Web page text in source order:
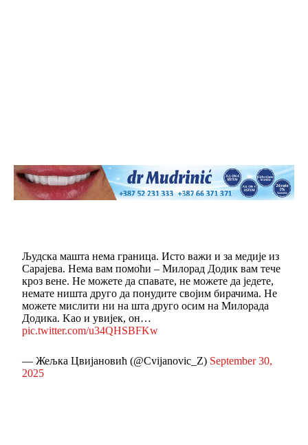
Људска машта нема граница. Исто важи и за медије из
Сарајева. Нема вам помоћи – Милорад Додик вам тече
кроз вене. Не можете да спавате, не можете да једете,
немате ништа друго да понудите својим бирачима. Не
можете мислити ни на шта друго осим на Милорада
Додика. Kао и увијек, он…
pic.twitter.com/u34QHSBFKw
— Жељка Цвијановић (@Cvijanovic_Z) September 30,
2025